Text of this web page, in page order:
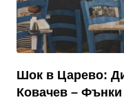
Шок в Царево:
Ковачев – Фънки